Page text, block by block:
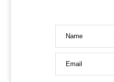
Name
Email